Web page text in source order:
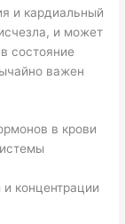
и кардиальный
и может
состояние
важен
в крови
концентрации